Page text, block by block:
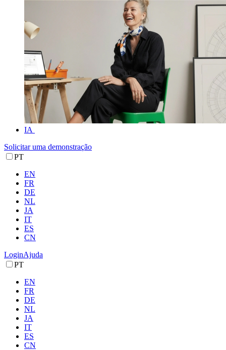
IA
Solicitar uma demonstração
PT
EN
FR
DE
NL
JA
IT
ES
CN
LoginAjuda
PT
EN
FR
DE
NL
JA
IT
ES
CN